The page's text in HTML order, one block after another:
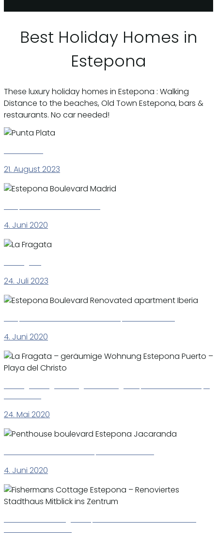
Best Holiday Homes in
Estepona
These luxury holiday homes in Estepona : Walking
Distance to the beaches, Old Town Estepona, bars &
restaurants. No car needed!
21. August 2023
4. Juni 2020
24. Juli 2023
4. Juni 2020
24. Mai 2020
4. Juni 2020